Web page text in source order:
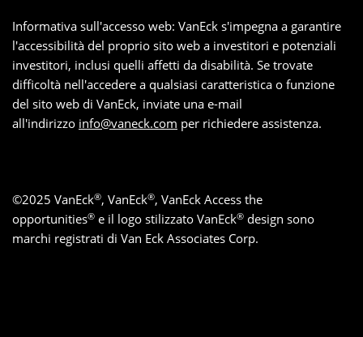
Informativa sull'accesso web: VanEck s'impegna a garantire
l'accessibilità del proprio sito web a investitori e potenziali
investitori, inclusi quelli affetti da disabilità. Se trovate
difficoltà nell'accedere a qualsiasi caratteristica o funzione
del sito web di VanEck, inviate una e-mail
all'indirizzo info@vaneck.com per richiedere assistenza.
©2025 VanEck®, VanEck®, VanEck Access the
opportunities® e il logo stilizzato VanEck® design sono
marchi registrati di Van Eck Associates Corp.